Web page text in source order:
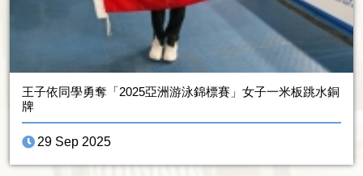
王子依同學勇奪「2025亞洲游泳錦標賽」女子一米板跳水銅
牌
29 Sep 2025